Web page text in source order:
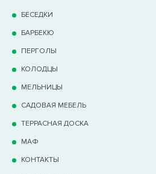
БЕСЕДКИ
БАРБЕКЮ
ПЕРГОЛЫ
КОЛОДЦЫ
МЕЛЬНИЦЫ
САДОВАЯ МЕБЕЛЬ
ТЕРРАCНАЯ ДОСКА
МАФ
КОНТАКТЫ